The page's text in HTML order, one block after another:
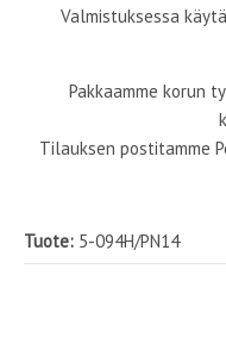
Valmistuksessa
Pakkaamme korun
Tilauksen postitamme
Tuote: 5-094H/PN14